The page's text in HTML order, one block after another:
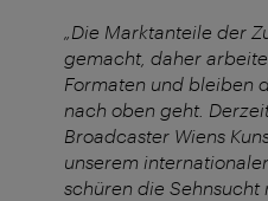
„Die Marktanteile der
gemacht, daher
Formaten und bleiben
nach oben geht.
Broadcaster Wiens
unserem
schüren die Sehnsucht